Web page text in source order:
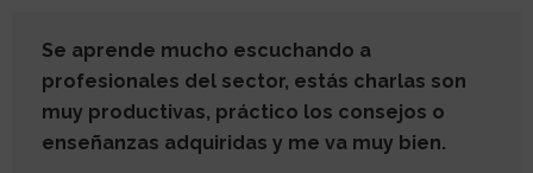
Se aprende mucho escuchando a
profesionales del sector, estás charlas son
muy productivas, práctico los consejos o
enseñanzas adquiridas y me va muy bien.